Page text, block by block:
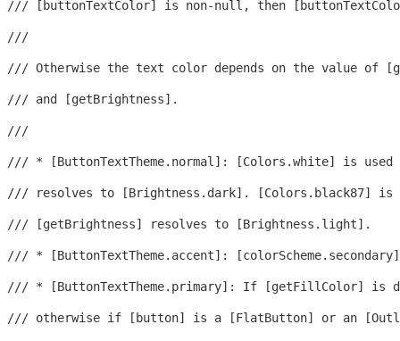
/// [buttonTextColor] is non-null, then
///
/// Otherwise the text color depends on the value of
/// and [getBrightness].
///
/// * [ButtonTextTheme.normal]: [Colors.white] is
/// resolves to [Brightness.dark]. [Colors.black87] is
/// [getBrightness] resolves to [Brightness.light].
/// * [ButtonTextTheme.accent]:
/// * [ButtonTextTheme.primary]: If [getFillColor] is
/// otherwise if [button] is a [FlatButton] or an